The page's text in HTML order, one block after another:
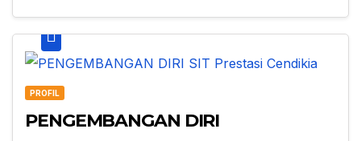
PROFIL
PENGEMBANGAN DIRI